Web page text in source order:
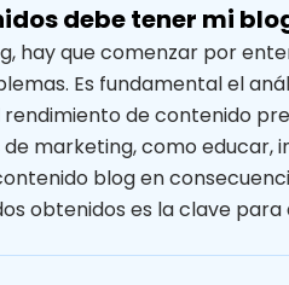
debe tener mi
hay que comenzar por
Es fundamental el
de contenido
marketing, como educar,
blog en
obtenidos es la clave para